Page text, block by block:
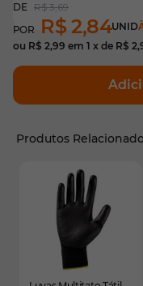
R$ 3,69
R$ 2,84UNID
ou R$ 2,99 em 1 x de R$
Produtos
É possível
Pressione para
Pressione para ir